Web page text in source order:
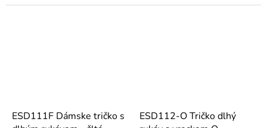
ESD111F Dámske tričko s
ESD112-O Tričko dlhý